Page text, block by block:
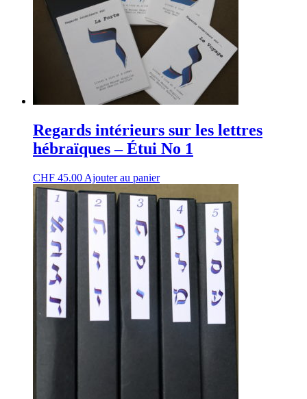
Regards intérieurs sur les lettres
hébraïques – Étui No 1
CHF 45.00 Ajouter au panier